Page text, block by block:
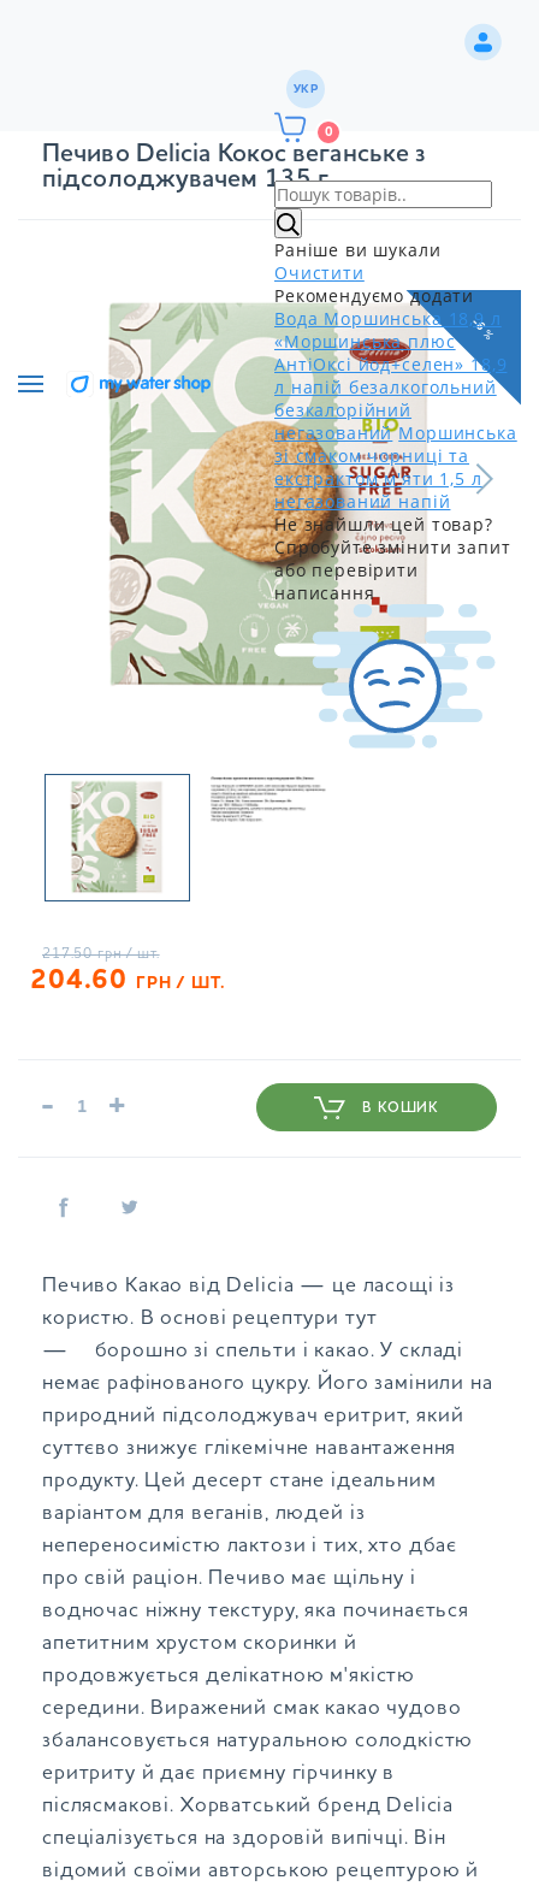
УКР
0
Раніше ви шукали
Очистити
Рекомендуємо додати
Вода Моршинська 18,9 л
«Моршинська плюс
АнтіОксі йод+селен» 18,9
л напій безалкогольний
безкалорійний
негазований Моршинська
зі смаком чорниці та
екстрактом м'яти 1,5 л
негазований напій
Не знайшли цей товар?
Спробуйте змінити запит
або перевірити
написання
Печиво Delicia Кокос веганське з
підсолоджувачем 135 г
-6 %
217.50грн / шт.
204.60 ГРН / ШТ.
- + В КОШИК
Печиво Какао від Delicia — це ласощі із
користю. В основі рецептури тут
— борошно зі спельти і какао. У складі
немає рафінованого цукру. Його замінили на
природний підсолоджувач еритрит, який
суттєво знижує глікемічне навантаження
продукту. Цей десерт стане ідеальним
варіантом для веганів, людей із
непереносимістю лактози і тих, хто дбає
про свій раціон. Печиво має щільну і
водночас ніжну текстуру, яка починається
апетитним хрустом скоринки й
продовжується делікатною м'якістю
середини. Виражений смак какао чудово
збалансовується натуральною солодкістю
еритриту й дає приємну гірчинку в
післясмакові. Хорватський бренд Delicia
спеціалізується на здоровій випічці. Він
відомий своїми авторською рецептурою й